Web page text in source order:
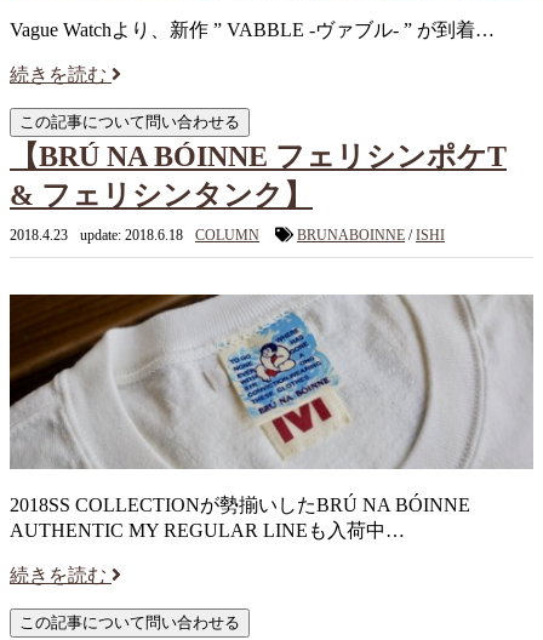
Vague Watchより、新作 ” VABBLE -ヴァブル- ” が到着…
続きを読む
【BRÚ NA BÓINNE フェリシンポケT
& フェリシンタンク】
2018.4.23 update: 2018.6.18 COLUMN BRUNABOINNE /ISHI
2018SS COLLECTIONが勢揃いしたBRÚ NA BÓINNE
AUTHENTIC MY REGULAR LINEも入荷中…
続きを読む